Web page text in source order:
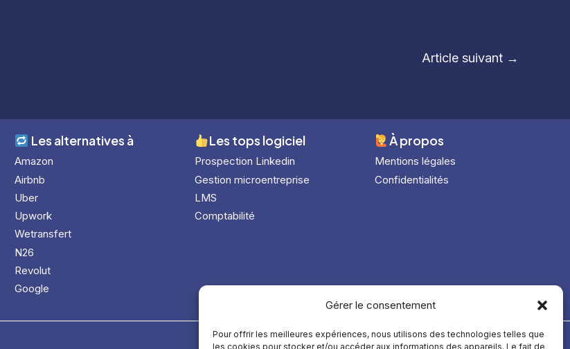
Gérer le consentement
Pour offrir les meilleures expériences, nous utilisons des technologies telles que
les cookies pour stocker et/ou accéder aux informations des appareils. Le fait de
Article suivant →
Les alternatives à
Amazon
Airbnb
Uber
Upwork
Wetransfert
N26
Revolut
Google
Les tops logiciel
Prospection Linkedin
Gestion microentreprise
LMS
Comptabilité
Àpropos
Mentions légales
Confidentialités